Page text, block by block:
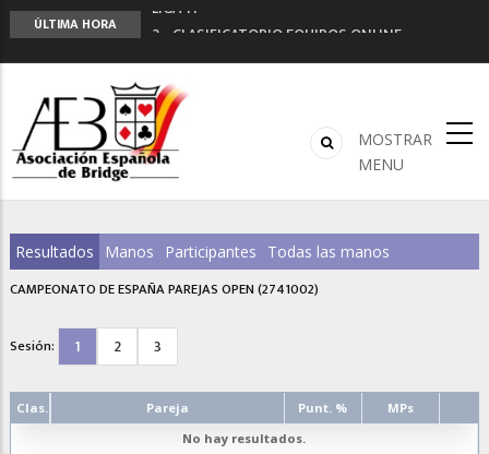
ÚLTIMA HORA
LIGA 11ª
2º CLASIFICATORIO EQUIPOS ONLINE
Curso de Formación y Actualización de
Monitores de Bridge
ANUNCIATE EN NUESTRA REVISTA
NUEVA PROGRAMACIÓN TORNEOS FUNBRIDGE
MOSTRAR
MENU
Resultados Manos Participantes Todas las manos
CAMPEONATO DE ESPAÑA PAREJAS OPEN (2741002)
Sesión: 1 2 3
Clas. Pareja Punt. %
MPs
No hay resultados.